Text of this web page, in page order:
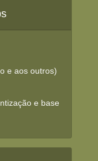
e aos outros)
e base